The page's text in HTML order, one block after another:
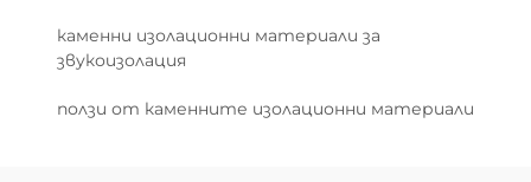
каменни изолационни материали за
звукоизолация
ползи от каменните изолационни материали